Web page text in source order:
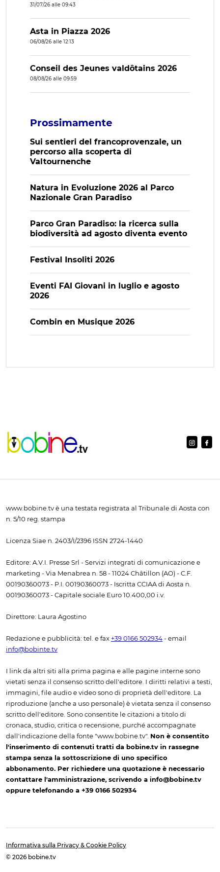
31/07/26 alle 09:43
Asta in Piazza 2026
06/08/26 alle 12:13
Conseil des Jeunes valdôtains 2026
08/08/26 alle 09:59
Prossimamente
Sui sentieri del francoprovenzale, un
percorso alla scoperta di
Valtournenche
Natura in Evoluzione 2026 al Parco
Nazionale Gran Paradiso
Parco Gran Paradiso: la ricerca sulla
biodiversità ad agosto diventa evento
Festival Insoliti 2026
Eventi FAI Giovani in luglio e agosto
2026
Combin en Musique 2026
www.bobine.tv è una testata registrata al Tribunale di Aosta con
n. 5/10 reg. stampa
Licenza Siae n. 2403/I/2396 ISSN 2724-1440
Editore: A.V.I. Presse Srl - Servizi integrati di comunicazione e
marketing - Via Menabrea n. 58 - 11024 Châtillon (AO) - C.F.
00190360073 - P.I. 00190360073 - Iscritta CCIAA di Aosta n.
00190360073 - Capitale sociale Euro 10.400,00 i.v.
Direttore: Laura Agostino
Redazione e pubblicità: tel. e fax +39 0166 502934 - email
info@bobinte.tv
I link da altri siti alla prima pagina e alle pagine interne sono
vietati senza il consenso scritto dell'editore. I diritti relativi a testi,
immagini, file audio e video sono di proprietà dell'editore. La
riproduzione (anche a uso personale) è vietata senza il consenso
scritto dell'editore. Sono consentite le citazioni a titolo di
cronaca, studio, critica o recensione, purché accompagnate
dall'indicazione della fonte "www.bobine.tv". Non è consentito
l'inserimento di contenuti tratti da bobine.tv in rassegne
stampa senza la sottoscrizione di uno specifico
abbonamento. Per richiedere una quotazione è necessario
contattare l'amministrazione, scrivendo a info@bobine.tv
oppure telefonando a +39 0166 502934
Informativa sulla Privacy & Cookie Policy
© 2026 bobine.tv